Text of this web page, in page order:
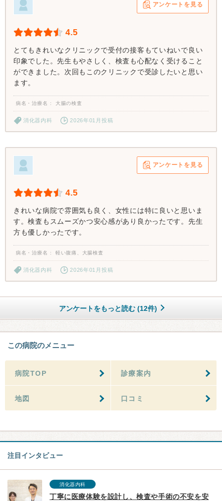
アンケートを見る
4.5
とてもきれいなクリニックで受付の接客もていねいで良い
印象でした。先生もやさしく、検査も心配なく受けること
ができました。次回もこのクリニックで受診したいと思い
ます。
病名・治療名 大腸の検査
消化器内科 2026年01月投稿
アンケートを見る
4.5
きれいな病院で雰囲気も良く、女性には特に良いと思いま
す。検査もスムーズかつ安心感があり良かったです。先生
方も優しかったです。
病名・治療名 軽い腹痛、大腸検査
消化器内科 2026年01月投稿
アンケートをもっと読む (12件)
この病院のメニュー
病院TOP 診療案内
地図 口コミ
注目インタビュー
消化器内科
丁寧に医療体験を設計し、検査や手術の不安を安